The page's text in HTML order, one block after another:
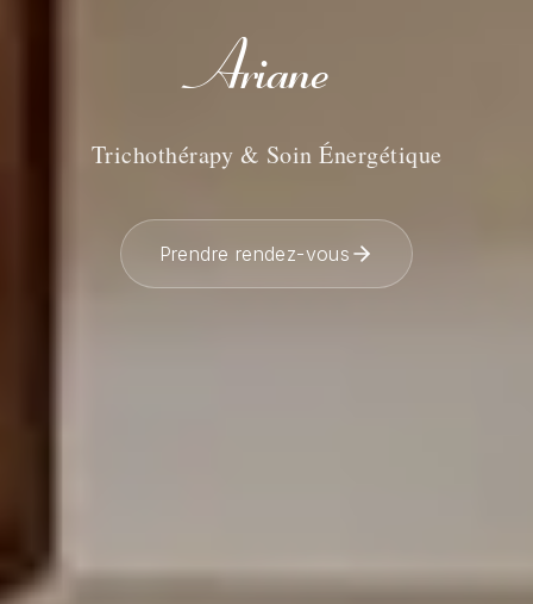
Ariane
Trichothérapy & Soin Énergétique
Prendre rendez-vous